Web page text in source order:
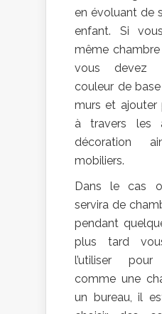
en évoluant de
enfant. Si
même
vous devez
couleur de
murs et ajouter
à travers les
décoration
mobiliers.
Dans le cas
servira de
pendant
plus tard
l’utiliser
comme une
un bureau, il